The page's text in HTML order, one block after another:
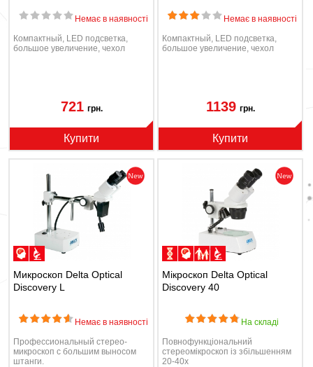
Немає в наявності
Компактный, LED подсветка,
большое увеличение, чехол
721 грн.
Купити
Немає в наявності
Компактный, LED подсветка,
большое увеличение, чехол
1139 грн.
Купити
Микроскоп Delta Optical
Discovery L
Немає в наявності
Профессиональный стерео-
микроскоп с большим выносом
штанги.
Мікроскоп Delta Optical
Discovery 40
На складі
Повнофункціональний
стереомікроскоп із збільшенням
20-40х